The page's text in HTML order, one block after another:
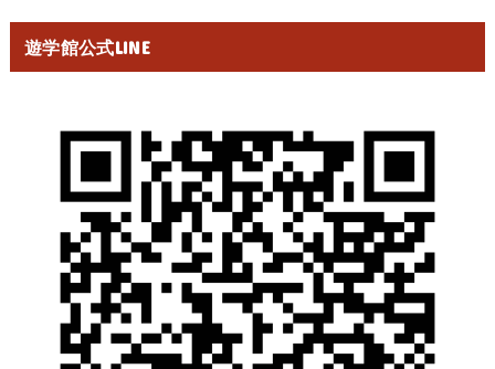
遊学館公式LINE